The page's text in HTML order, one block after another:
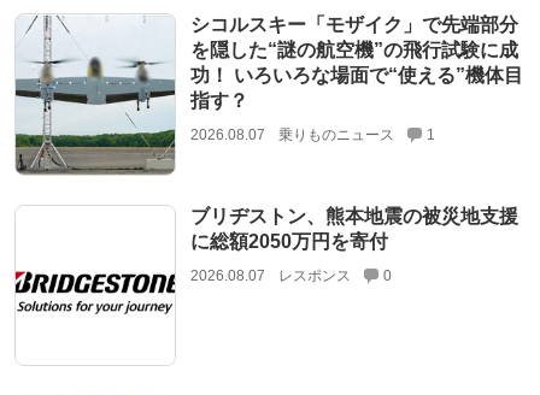
シコルスキー「モザイク」で先端部分
を隠した“謎の航空機”の飛行試験に成
功！ いろいろな場面で“使える”機体目
指す？
2026.08.07 乗りものニュース 1
ブリヂストン、熊本地震の被災地支援
に総額2050万円を寄付
2026.08.07 レスポンス 0